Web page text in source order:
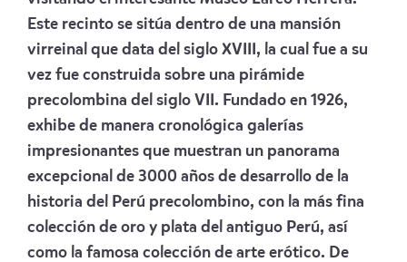
Este recinto se sitúa dentro de una mansión
virreinal que data del siglo XVIII, la cual fue a su
vez fue construida sobre una pirámide
precolombina del siglo VII. Fundado en 1926,
exhibe de manera cronológica galerías
impresionantes que muestran un panorama
excepcional de 3000 años de desarrollo de la
historia del Perú precolombino, con la más fina
colección de oro y plata del antiguo Perú, así
como la famosa colección de arte erótico. De